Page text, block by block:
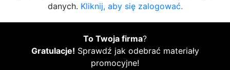
danych. Kliknij, aby się zalogować.
To Twoja firma?
Gratulacje! Sprawdź jak odebrać materiały
promocyjne!